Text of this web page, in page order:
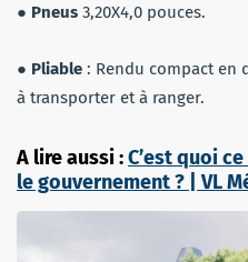
● Pneus 3,20X4,0 pouces.
● Pliable : Rendu compact en
à transporter et à ranger.
A lire aussi :C’est quoi
le gouvernement ? | VL